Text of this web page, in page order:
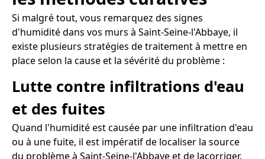
Si malgré tout, vous remarquez des signes
d'humidité dans vos murs à Saint-Seine-l'Abbaye, il
existe plusieurs stratégies de traitement à mettre en
place selon la cause et la sévérité du problème :
Lutte contre infiltrations d'eau
et des fuites
Quand l'humidité est causée par une infiltration d'eau
ou à une fuite, il est impératif de localiser la source
du problème à Saint-Seine-l'Abbaye et de lacorriger.